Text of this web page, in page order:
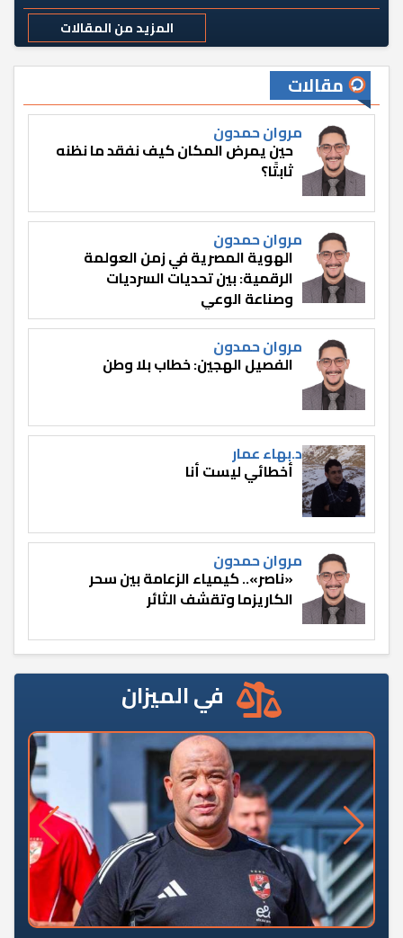
المزيد من المقالات
مقالات
مروان حمدون
حين يمرض المكان كيف نفقد ما نظنه
ثابتًا؟
مروان حمدون
الهوية المصرية في زمن العولمة
الرقمية: بين تحديات السرديات
وصناعة الوعي
مروان حمدون
الفصيل الهجين: خطاب بلا وطن
د.بهاء عمار
أخطائي ليست أنا
مروان حمدون
«ناصر».. كيمياء الزعامة بين سحر
الكاريزما وتقشف الثائر
في الميزان